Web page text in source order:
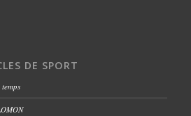
DE SPORT